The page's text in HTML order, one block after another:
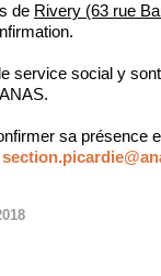
de Rivery (63 rue
service social y
sa présence